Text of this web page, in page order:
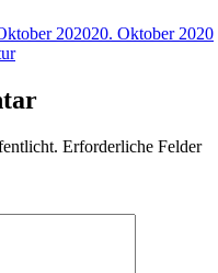
202020. Oktober 2020
Erforderliche Felder